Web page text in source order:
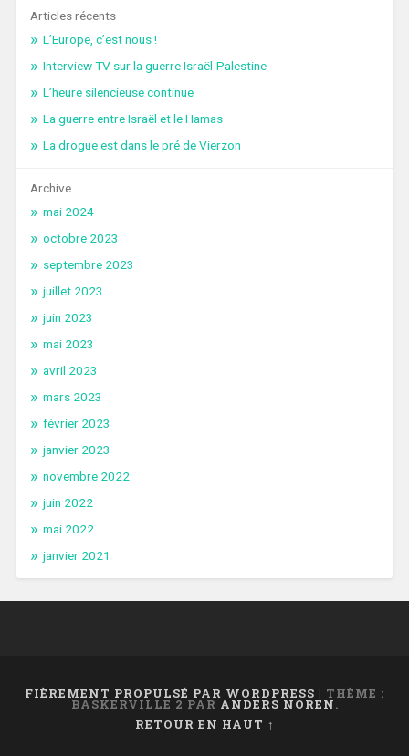
Articles récents
L’Europe, c’est nous !
Interview TV sur la guerre Israël-Palestine
L’heure silencieuse continue
La guerre entre Israël et le Hamas
La drogue est dans le pré de Vierzon
Archive
mai 2024
octobre 2023
septembre 2023
juillet 2023
juin 2023
mai 2023
avril 2023
mars 2023
février 2023
janvier 2023
novembre 2022
juin 2022
mai 2022
janvier 2021
FIÈREMENT PROPULSÉ PAR WORDPRESS | THÈME :
BASKERVILLE 2 PAR ANDERS NOREN.
RETOUR EN HAUT ↑